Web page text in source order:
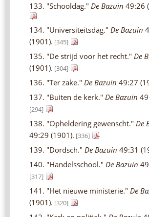
133. "Schooldag." De Bazuin 49:26
134. "Universiteitsdag." De Bazuin
(1901). [345]
135. "De strijd voor het recht." De
(1901). [304]
136. "Ter zake." De Bazuin 49:27
137. "Buiten de kerk." De Bazuin
[294]
138. "Opheldering gewenscht." De
49:29 (1901). [336]
139. "Dordsch." De Bazuin 49:31
140. "Handelsschool." De Bazuin
[317]
141. "Het nieuwe ministerie." De
(1901). [320]